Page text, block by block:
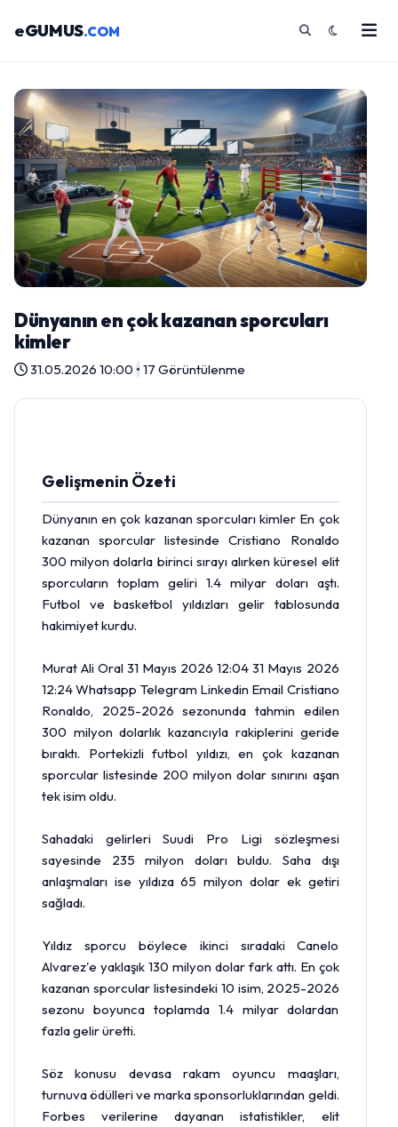
eGUMUS.COM
Dünyanın en çok kazanan sporcuları
kimler
31.05.2026 10:00 •17 Görüntülenme
Gelişmenin Özeti
Dünyanın en çok kazanan sporcuları kimler En çok
kazanan sporcular listesinde Cristiano Ronaldo
300 milyon dolarla birinci sırayı alırken küresel elit
sporcuların toplam geliri 1.4 milyar doları aştı.
Futbol ve basketbol yıldızları gelir tablosunda
hakimiyet kurdu.
Murat Ali Oral 31 Mayıs 2026 12:04 31 Mayıs 2026
12:24 Whatsapp Telegram Linkedin Email Cristiano
Ronaldo, 2025-2026 sezonunda tahmin edilen
300 milyon dolarlık kazancıyla rakiplerini geride
bıraktı. Portekizli futbol yıldızı, en çok kazanan
sporcular listesinde 200 milyondolar sınırını aşan
tek isim oldu.
Sahadaki gelirleri Suudi Pro Ligi sözleşmesi
sayesinde 235 milyon doları buldu. Saha dışı
anlaşmaları ise yıldıza 65 milyon dolar ek getiri
sağladı.
Yıldız sporcu böylece ikinci sıradaki Canelo
Alvarez'e yaklaşık 130 milyon dolar fark attı. En çok
kazanan sporcular listesindeki 10 isim, 2025-2026
sezonu boyunca toplamda 1.4 milyar dolardan
fazla gelir üretti.
Söz konusu devasa rakam oyuncu maaşları,
turnuva ödülleri ve marka sponsorluklarından geldi.
Forbes verilerine dayanan istatistikler, elit